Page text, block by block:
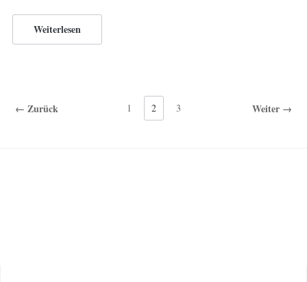
Weiterlesen
← Zurück 1 2 3 Weiter →